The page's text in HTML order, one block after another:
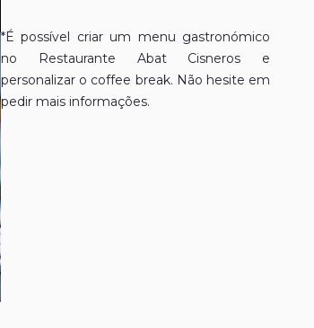
*É possível criar um menu gastronómico
no Restaurante Abat Cisneros e
personalizar o coffee break. Não hesite em
pedir mais informações.